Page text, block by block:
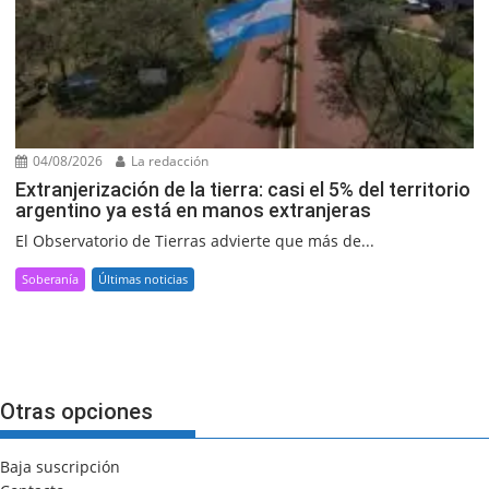
04/08/2026 La redacción
Extranjerización de la tierra: casi el 5% del territorio
argentino ya está en manos extranjeras
El Observatorio de Tierras advierte que más de...
Soberanía Últimas noticias
Otras opciones
Baja suscripción